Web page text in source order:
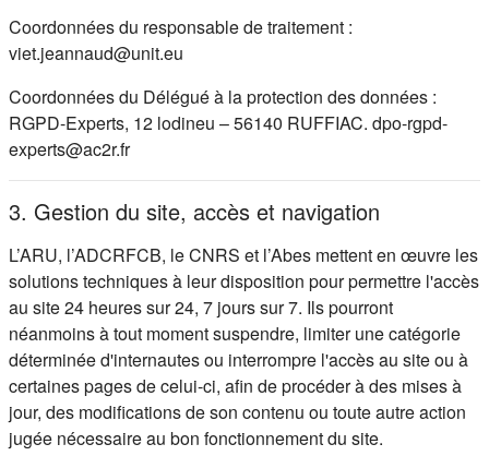
Coordonnées du responsable de traitement :
viet.jeannaud@unit.eu
Coordonnées du Délégué à la protection des données :
RGPD-Experts, 12 lodineu – 56140 RUFFIAC. dpo-rgpd-
experts@ac2r.fr
3. Gestion du site, accès et navigation
L’ARU, l’ADCRFCB, le CNRS et l’Abes mettent en œuvre les
solutions techniques à leur disposition pour permettre l'accès
au site 24 heures sur 24, 7 jours sur 7. Ils pourront
néanmoins à tout moment suspendre, limiter une catégorie
déterminée d'internautes ou interrompre l'accès au site ou à
certaines pages de celui-ci, afin de procéder à des mises à
jour, des modifications de son contenu ou toute autre action
jugée nécessaire au bon fonctionnement du site.